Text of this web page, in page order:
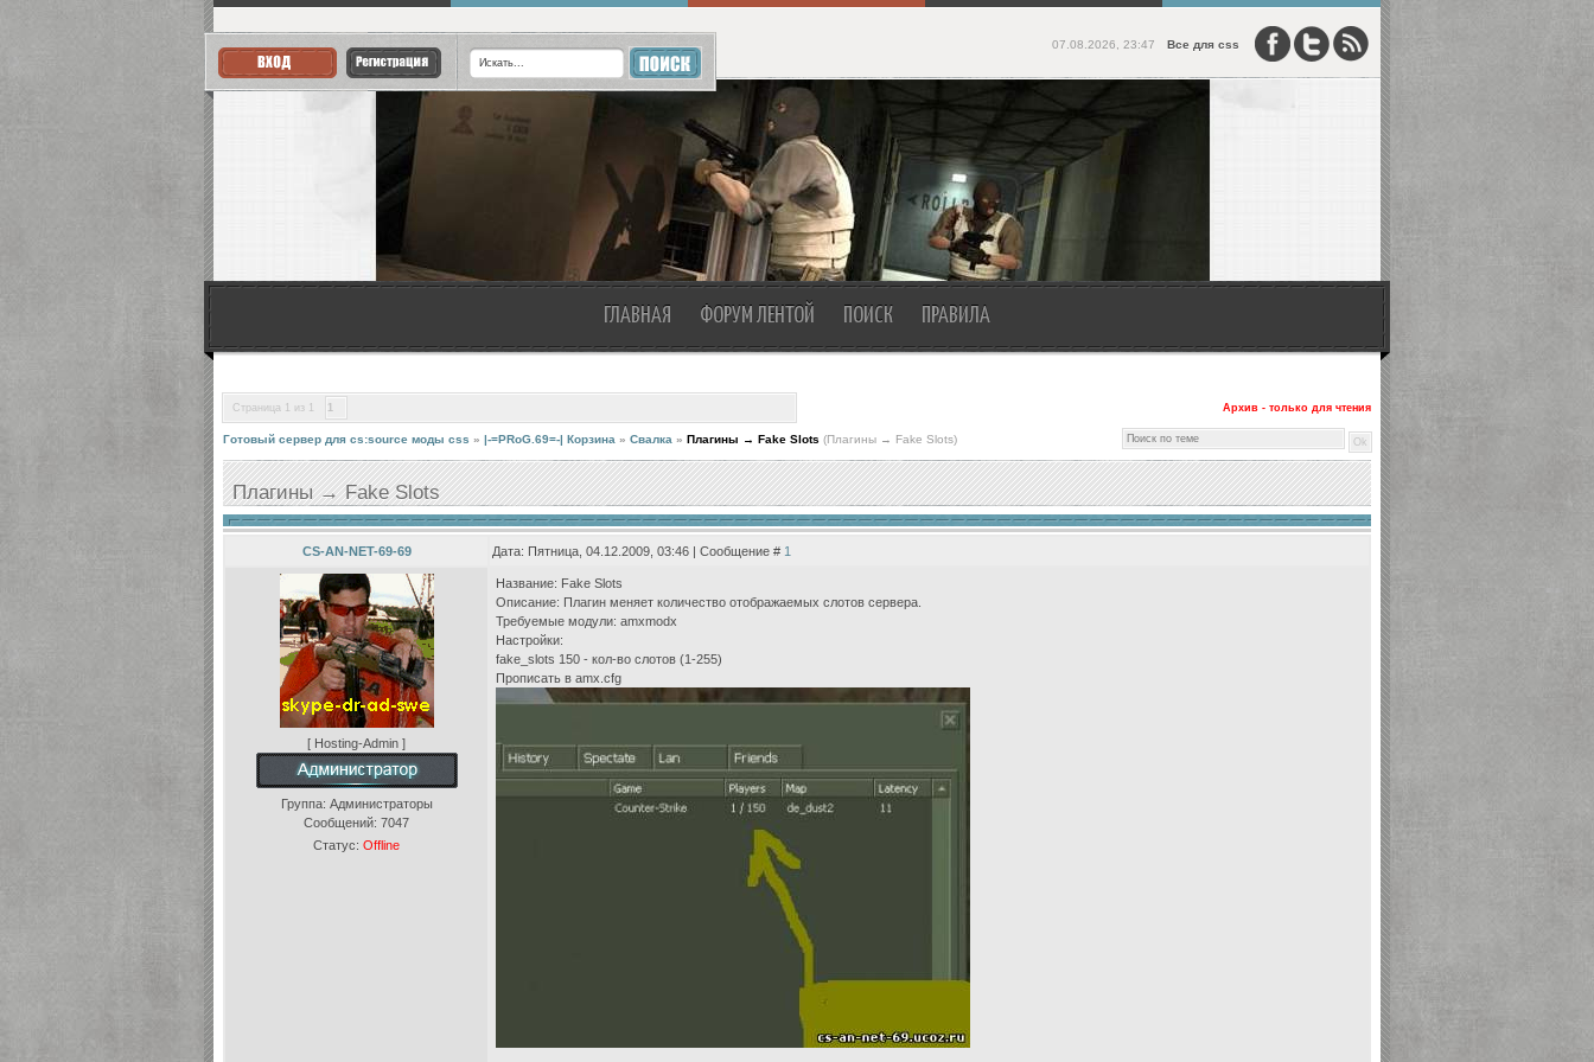
07.08.2026, 23:47 Все для css
ГЛАВНАЯ ФОРУМ ЛЕНТОЙ ПОИСК ПРАВИЛА
Страница 1 из 1 1 Архив - только для чтения
Готовый сервер для cs:source моды css » |-=PRoG.69=-| Корзина » Свалка » Плагины → Fake Slots (Плагины → Fake Slots)
Плагины → Fake Slots
CS-AN-NET-69-69 Дата: Пятница, 04.12.2009, 03:46 | Сообщение # 1
[ Hosting-Admin ]
Группа: Администраторы
Сообщений: 7047
Статус: Offline
Название: Fake Slots
Описание: Плагин меняет количество отображаемых слотов сервера.
Требуемые модули: amxmodx
Настройки:
fake_slots 150 - кол-во слотов (1-255)
Прописать в amx.cfg